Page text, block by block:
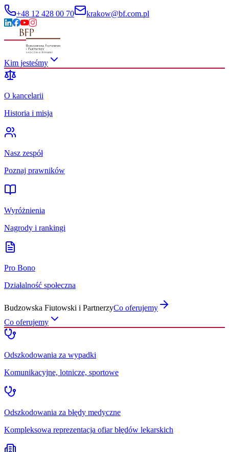
+48 12 428 00 70 krakow@bf.com.pl
Kim jesteśmy
O kancelarii
Historia i misja
Nasz zespół
Poznaj prawników
Wyróżnienia
Nagrody i rankingi
Pro Bono
Działalność społeczna
Budzowska Fiutowski i PartnerzyCo oferujemy
Co oferujemy
Odszkodowania za wypadki
Komunikacyjne, lotnicze, sportowe
Odszkodowania za błędy medyczne
Kompleksowa reprezentacja ofiar błędów lekarskich